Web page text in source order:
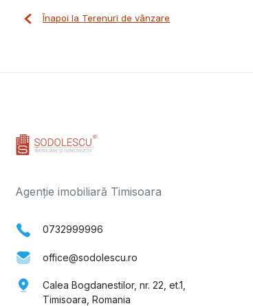
Înapoi la Terenuri de vânzare
Agenție imobiliară Timisoara
0732999996
office@sodolescu.ro
Calea Bogdanestilor, nr. 22, et.1,
Timisoara, Romania